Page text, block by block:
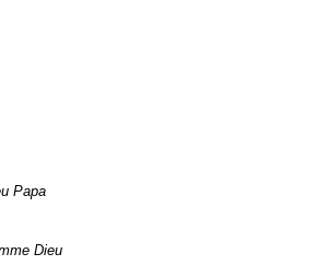
Papa
Dieu